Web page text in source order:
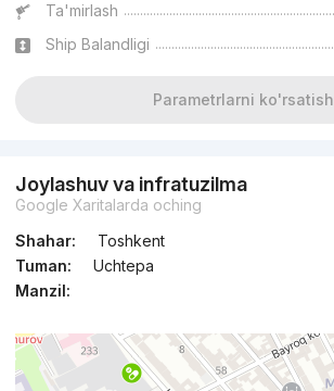
Ta'mirlash
Ship Balandligi
Parametrlarni ko'rsatish
Joylashuv va infratuzilma
Google Xaritalarda oching
Shahar:
Toshkent
Tuman:
Uchtepa
Manzil: